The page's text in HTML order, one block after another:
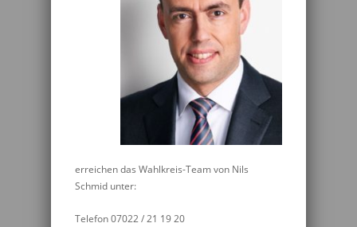
erreichen das Wahlkreis-Team von Nils
Schmid unter:
Telefon 07022 / 21 19 20